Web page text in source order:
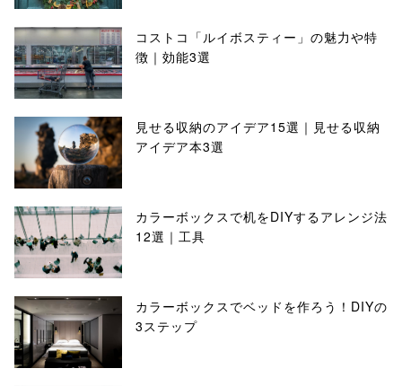
コストコ「ルイボスティー」の魅力や特
徴｜効能3選
見せる収納のアイデア15選｜見せる収納
アイデア本3選
カラーボックスで机をDIYするアレンジ法
12選｜工具
カラーボックスでベッドを作ろう！DIYの
3ステップ